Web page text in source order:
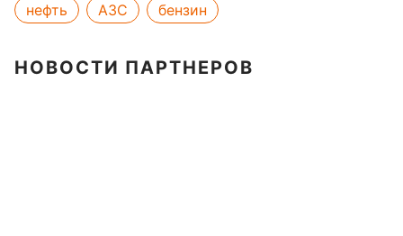
нефть АЗС бензин
НОВОСТИ ПАРТНЕРОВ